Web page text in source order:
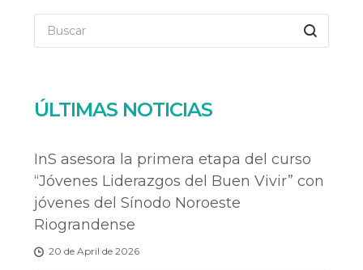
ÚLTIMAS NOTICIAS
InS asesora la primera etapa del curso
“Jóvenes Liderazgos del Buen Vivir” con
jóvenes del Sínodo Noroeste
Riograndense
20 de April de 2026